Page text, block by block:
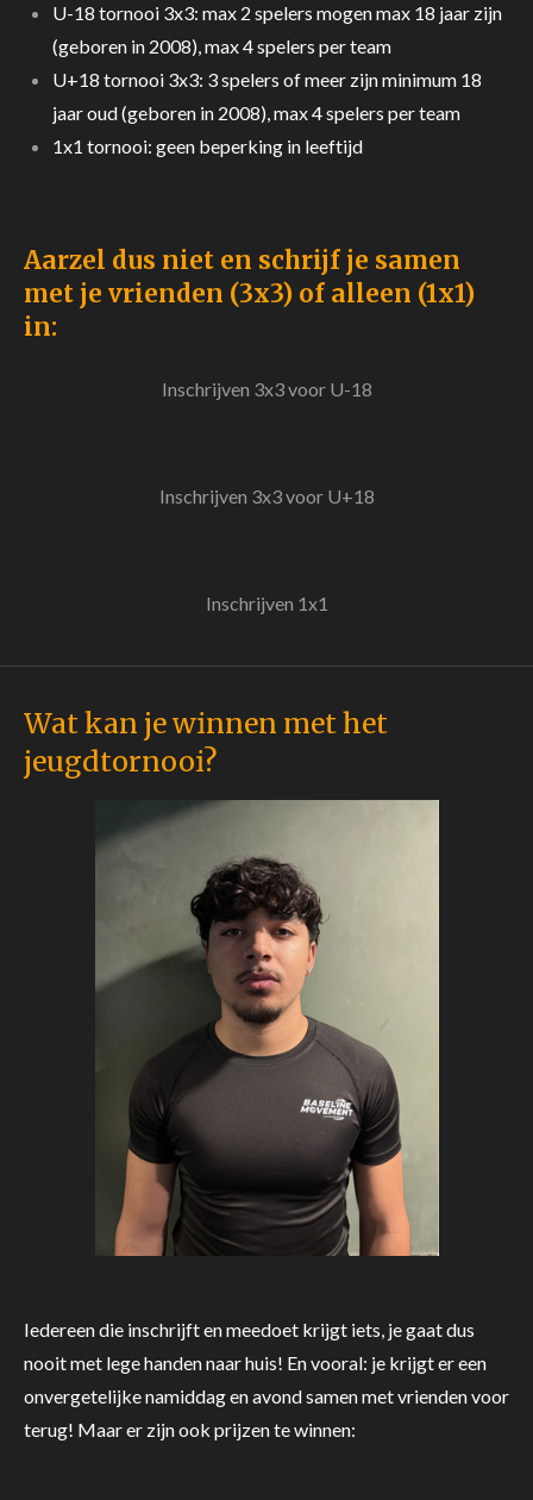
U-18 tornooi 3x3: max 2 spelers mogen max 18 jaar zijn
(geboren in 2008), max 4 spelers per team
U+18 tornooi 3x3: 3 spelers of meer zijn minimum 18
jaar oud (geboren in 2008), max 4 spelers per team
1x1 tornooi: geen beperking in leeftijd
Aarzel dus niet en schrijf je samen
met je vrienden (3x3) of alleen (1x1)
in:
Inschrijven 3x3 voor U-18
Inschrijven 3x3 voor U+18
Inschrijven 1x1
Wat kan je winnen met het
jeugdtornooi?
Iedereen die inschrijft en meedoet krijgt iets, je gaat dus
nooit met lege handen naar huis! En vooral: je krijgt er een
onvergetelijke namiddag en avond samen met vrienden voor
terug! Maar er zijn ook prijzen te winnen: